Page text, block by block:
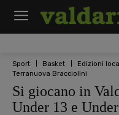
Sport Basket Edizioni
Terranuova Bracciolini
Si giocano in
Under 13 e